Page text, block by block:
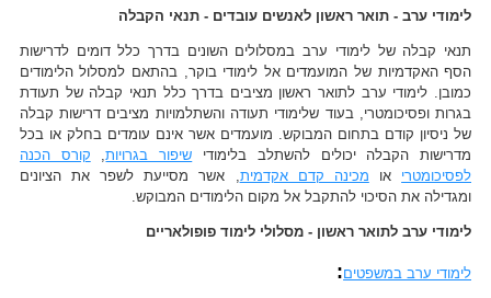
לימודי ערב - תואר ראשון לאנשים עובדים - תנאי הקבלה
תנאי קבלה של לימודי ערב במסלולים השונים בדרך כלל דומים לדרישות
הסף האקדמיות של המועמדים אל לימודי בוקר, בהתאם למסלול הלימודים
כמובן. לימודי ערב לתואר ראשון מציבים בדרך כלל תנאי קבלה של תעודת
בגרות ופסיכומטרי, בעוד שלימודי תעודה והשתלמויות מציבים דרישות קבלה
של ניסיון קודם בתחום המבוקש. מועמדים אשר אינם עומדים בחלק או בכל
מדרישות הקבלה יכולים להשתלב בלימודי שיפור בגרויות, קורס הכנה
לפסיכומטרי או מכינה קדם אקדמית , אשר מסייעת לשפר את הציונים
ומגדילה את הסיכוי להתקבל אל מקום הלימודים המבוקש.
לימודי ערב לתואר ראשון - מסלולי לימוד פופולאריים
לימודי ערב במשפטים: